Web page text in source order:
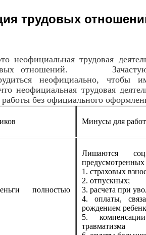
трудовых
трудовая
отношений.
неофициально,
неофициальная трудовая
без официального
Минусы для
полностью
Лишаются
предусмотренных
1. страховых
2. отпускных;
3. расчета при
4. оплаты,
рождением
5.
травматизма